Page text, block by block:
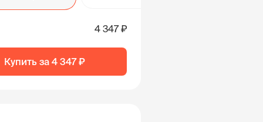
4 347 ₽
Купить за 4 347 ₽